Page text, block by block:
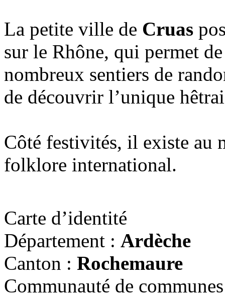
La petite ville de Cruas
sur le Rhône, qui permet
nombreux sentiers de
de découvrir l’unique
Côté festivités, il existe au
folklore international.
Carte d’identité
Département : Ardèche
Canton : Rochemaure
Communauté de